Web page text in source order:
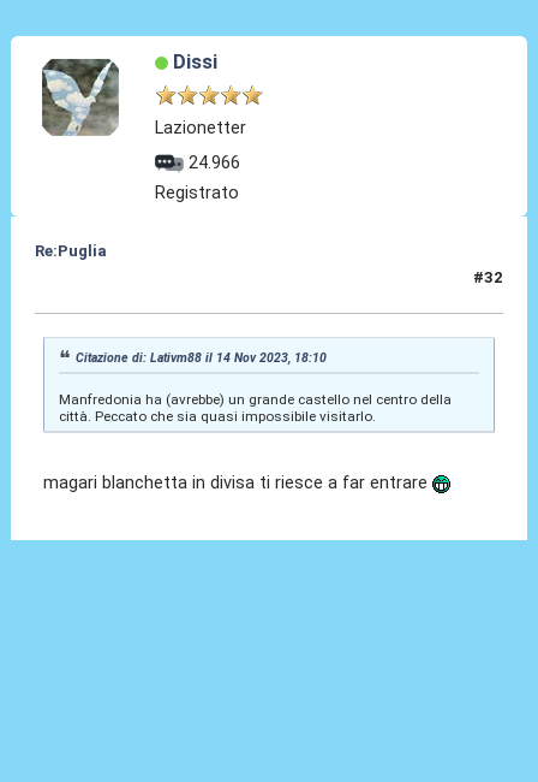
Dissi
Lazionetter
24.966
Registrato
Re:Puglia
#32
Citazione di: Lativm88 il 14 Nov 2023, 18:10
Manfredonia ha (avrebbe) un grande castello nel centro della
città. Peccato che sia quasi impossibile visitarlo.
magari blanchetta in divisa ti riesce a far entrare